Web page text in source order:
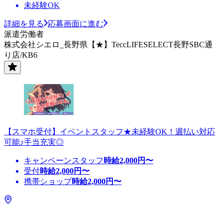
未経験OK
詳細を見る
応募画面に進む
派遣労働者
株式会社シエロ_長野県【★】TeccLIFESELECT長野SBC通
り店/KB6
【スマホ受付】イベントスタッフ★未経験OK！週払い対応
可能♪手当充実◎
キャンペーンスタッフ 時給2,000円〜
受付時給2,000円〜
携帯ショップ時給2,000円〜